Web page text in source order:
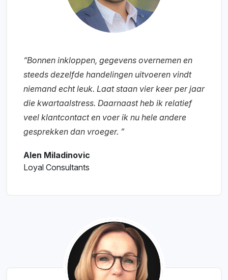
“Bonnen inkloppen, gegevens overnemen en
steeds dezelfde handelingen uitvoeren vindt
niemand echt leuk. Laat staan vier keer per jaar
die kwartaalstress. Daarnaast heb ik relatief
veel klantcontact en voer ik nu hele andere
gesprekken dan vroeger. ”
Alen Miladinovic
Loyal Consultants